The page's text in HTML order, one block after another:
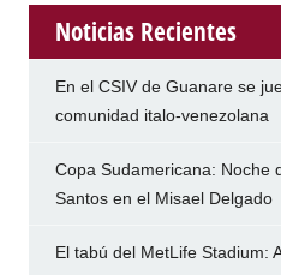
Noticias Recientes
En el CSIV de Guanare se
comunidad italo-venezolana
Copa Sudamericana: Noche
Santos en el Misael Delgado
El tabú del MetLife Stadium: